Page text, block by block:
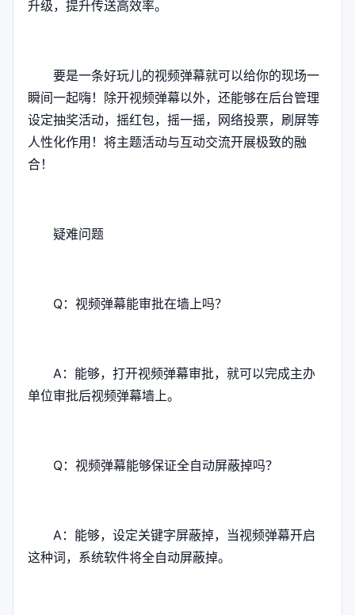
升级，提升传送高效率。
要是一条好玩儿的视频弹幕就可以给你的现场一
瞬间一起嗨！除开视频弹幕以外，还能够在后台管理
设定抽奖活动，摇红包，摇一摇，网络投票，刷屏等
人性化作用！将主题活动与互动交流开展极致的融
合！
疑难问题
Q：视频弹幕能审批在墙上吗？
A：能够，打开视频弹幕审批，就可以完成主办
单位审批后视频弹幕墙上。
Q：视频弹幕能够保证全自动屏蔽掉吗？
A：能够，设定关键字屏蔽掉，当视频弹幕开启
这种词，系统软件将全自动屏蔽掉。